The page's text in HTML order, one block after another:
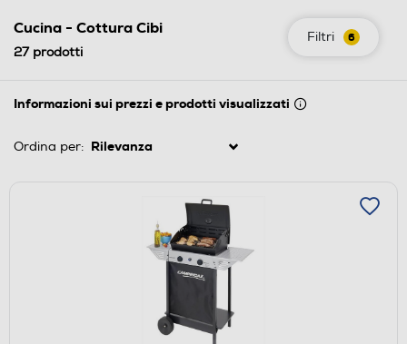
Filtri 6
Cucina - Cottura Cibi
27prodotti
Informazioni sui prezzi e prodotti visualizzati
Ordina per: